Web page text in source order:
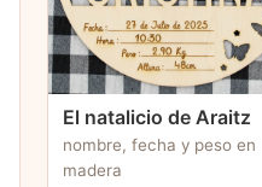
El natalicio de Araitz
nombre, fecha y peso en
madera